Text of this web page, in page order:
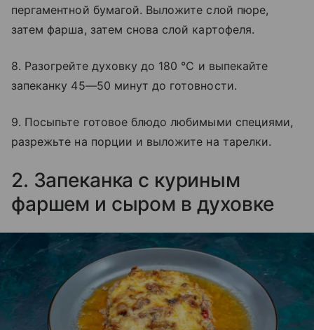
пергаментной бумагой. Выложите слой пюре,
затем фарша, затем снова слой картофеля.
8. Разогрейте духовку до 180 °C и выпекайте
запеканку 45—50 минут до готовности.
9. Посыпьте готовое блюдо любимыми специями,
разрежьте на порции и выложите на тарелки.
2. Запеканка с куриным
фаршем и сыром в духовке